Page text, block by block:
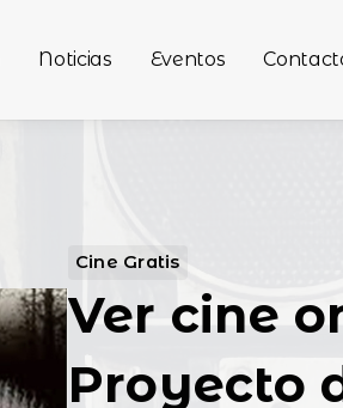
Noticias Eventos
Cine Gratis
Ver cine
Proyecto